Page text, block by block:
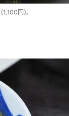
円)。